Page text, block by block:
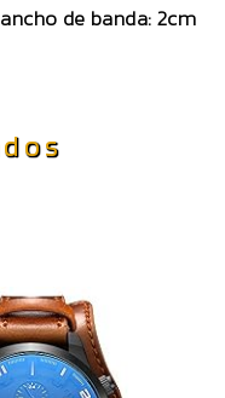
de banda: 2cm